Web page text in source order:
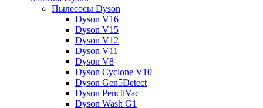
Пылесосы Dyson
Dyson V16
Dyson V15
Dyson V12
Dyson V11
Dyson V8
Dyson Cyclone V10
Dyson Gen5Detect
Dyson PencilVac
Dyson Wash G1